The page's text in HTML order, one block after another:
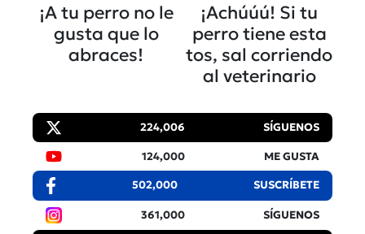
¡A tu perro no le
gusta que lo
abraces!
¡Achúúú! Si tu
perro tiene esta
tos, sal corriendo
al veterinario
224,006 SÍGUENOS
124,000 ME GUSTA
502,000 SUSCRÍBETE
361,000 SÍGUENOS